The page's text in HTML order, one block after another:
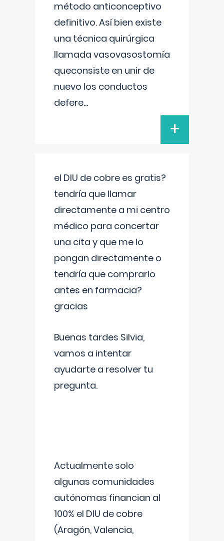
método anticonceptivo
definitivo. Así bien existe
una técnica quirúrgica
llamada vasovasostomía
queconsiste en unir de
nuevo los conductos
defere...
+
el DIU de cobre es gratis?
tendría que llamar
directamente a mi centro
médico para concertar
una cita y que me lo
pongan directamente o
tendría que comprarlo
antes en farmacia?
gracias
Buenas tardes Silvia,
vamos a intentar
ayudarte a resolver tu
pregunta.
Actualmente solo
algunas comunidades
autónomas financian al
100% el DIU de cobre
(Aragón, Valencia,